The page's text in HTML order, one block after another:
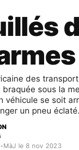
des
sous la
véhicule se soit
un pneu éclaté.
•MàJ le 8 nov 2023